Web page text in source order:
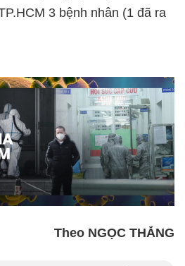
3 bệnh nhân (1 đã ra
Theo NGỌC THẮNG